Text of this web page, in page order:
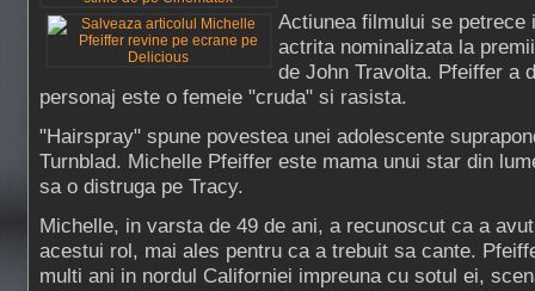
Actiunea filmului se petrece
actrita nominalizata la
de John Travolta. Pfeiffer a
personaj este o femeie "cruda" si rasista.
"Hairspray" spune povestea unei adolescente
Turnblad. Michelle Pfeiffer este mama unui star din
sa o distruga pe Tracy.
Michelle, in varsta de 49 de ani, a recunoscut ca a
acestui rol, mai ales pentru ca a trebuit sa cante.
multi ani in nordul Californiei impreuna cu sotul ei,